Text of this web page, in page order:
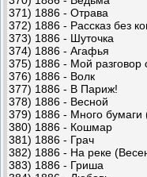
371) 1886 - Отрава
372) 1886 - Рассказ без
373) 1886 - Шуточка
374) 1886 - Агафья
375) 1886 - Мой разговор
376) 1886 - Волк
377) 1886 - В Париж!
378) 1886 - Весной
379) 1886 - Много бумаги
380) 1886 - Кошмар
381) 1886 - Грач
382) 1886 - На реке
383) 1886 - Гриша